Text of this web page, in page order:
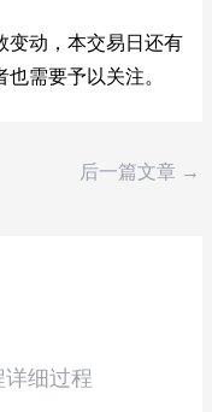
变动，本交易日还有
需要予以关注。
后一篇文章 →
细过程